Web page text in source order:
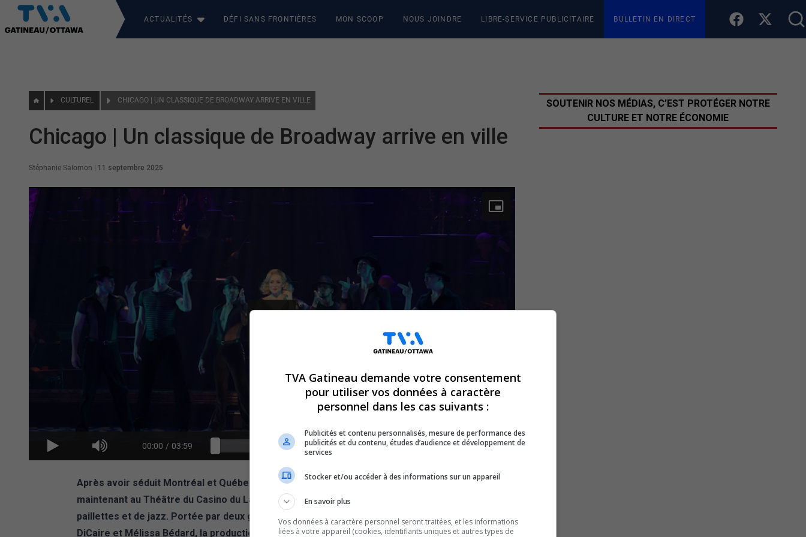
ACTUALITÉS DÉFI SANS FRONTIÈRES MON SCOOP NOUS JOINDRE LIBRE-SERVICE PUBLICITAIRE BULLETIN EN DIRECT
CULTUREL CHICAGO | UN CLASSIQUE DE BROADWAY ARRIVE EN VILLE
Chicago | Un classique de Broadway arrive en ville
Stéphanie Salomon 11 septembre 2025
00:00 / 03:59
Après avoir séduit Montréal et Québec, la comédie musicale Chicago s’installe
maintenant au Théâtre du Casino du Lac-Leamy, où elle brille de scandale, de
paillettes et de jazz. Portée par deux grandes voix de la scène québécoise, Véronic
DiCaire et Mélissa Bédard, la production promet des soirées électrisantes. Pour
SOUTENIR NOS MÉDIAS, C’EST PROTÉGER NOTRE
CULTURE ET NOTRE ÉCONOMIE
TVA Gatineau demande votre consentement
pour utiliser vos données à caractère
personnel dans les cas suivants :
Publicités et contenu personnalisés, mesure de performance des
publicités et du contenu, études d’audience et développement de
services
Stocker et/ou accéder à des informations sur un appareil
En savoir plus
Vos données à caractère personnel seront traitées, et les informations
liées à votre appareil (cookies, identifiants uniques et autres types de